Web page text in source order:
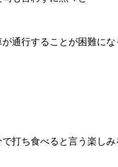
通行することが困難にな
打ち食べると言う楽し